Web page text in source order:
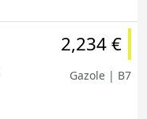
2,234 €
Gazole | B7